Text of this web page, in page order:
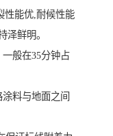
性能优,耐候性能
泽鲜明。
般在35分钟占
料与地面之间